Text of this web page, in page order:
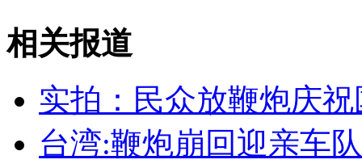
女孩北京地铁殴打老人 痛下狠手拳打脚踢
无痛分娩是否安全 医生回应
外交部：反对强权政治霸凌主义
相关报道
实拍：民众放鞭炮庆
台湾:鞭炮崩回迎亲车